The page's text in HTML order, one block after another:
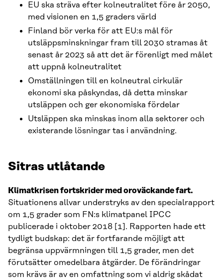
EU ska sträva efter kolneutralitet före år 2050,
med visionen en 1,5 graders värld
Finland bör verka för att EU:s mål för
utsläppsminskningar fram till 2030 stramas åt
senast år 2023 så att det är förenligt med målet
att uppnå kolneutralitet
Omställningen till en kolneutral cirkulär
ekonomi ska påskyndas, då detta minskar
utsläppen och ger ekonomiska fördelar
Utsläppen ska minskas inom alla sektorer och
existerande lösningar tas i användning.
Sitras utlåtande
Klimatkrisen fortskrider med oroväckande fart.
Situationens allvar understryks av den specialrapport
om 1,5 grader som FN:s klimatpanel IPCC
publicerade i oktober 2018 [1]. Rapporten hade ett
tydligt budskap: det är fortfarande möjligt att
begränsa uppvärmningen till 1,5 grader, men det
förutsätter omedelbara åtgärder. De förändringar
som krävs är av en omfattning som vi aldrig skådat